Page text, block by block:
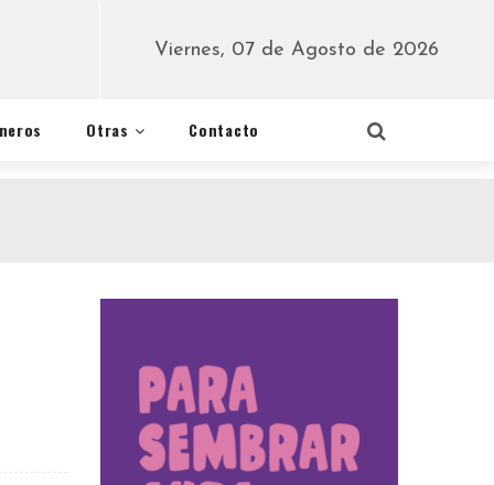
Viernes, 07 de Agosto de 2026
Otras Contacto